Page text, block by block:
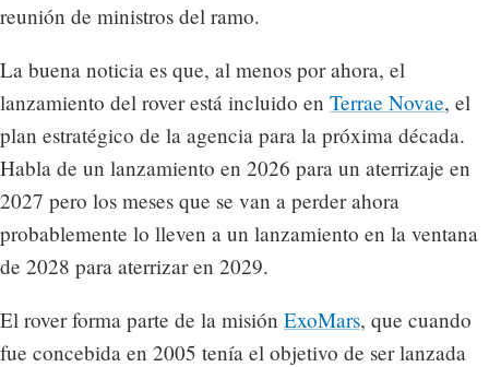
reunión de ministros del ramo.
La buena noticia es que, al menos por ahora, el
lanzamiento del rover está incluido en Terrae Novae, el
plan estratégico de la agencia para la próxima década.
Habla de un lanzamiento en 2026 para un aterrizaje en
2027 pero los meses que se van a perder ahora
probablemente lo lleven a un lanzamiento en la ventana
de 2028 para aterrizar en 2029.
El rover forma parte de la misión ExoMars, que cuando
fue concebida en 2005 tenía el objetivo de ser lanzada